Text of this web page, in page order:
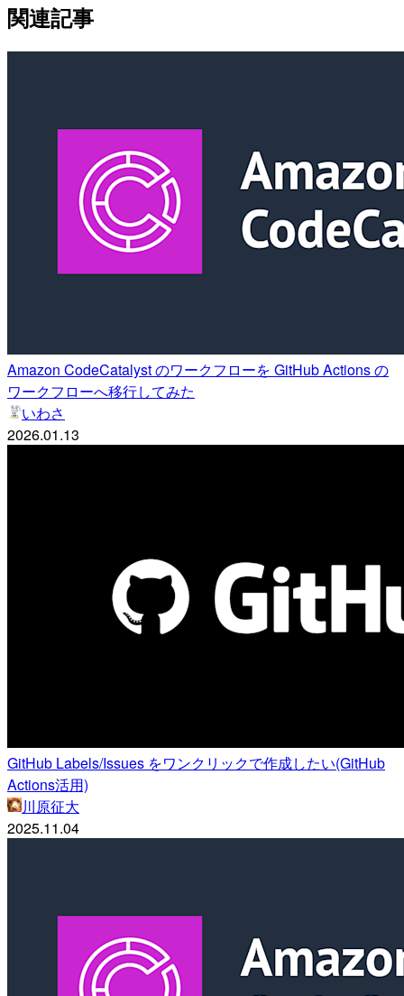
関連記事
Amazon CodeCatalyst のワークフローを GitHub Actions の
ワークフローへ移行してみた
いわさ
2026.01.13
GitHub Labels/Issues をワンクリックで作成したい(GitHub
Actions活用)
川原征大
2025.11.04